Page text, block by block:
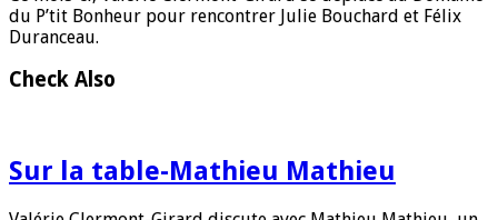
du P’tit Bonheur pour rencontrer Julie Bouchard et Félix
Duranceau.
Check Also
Sur la table-Mathieu Mathieu